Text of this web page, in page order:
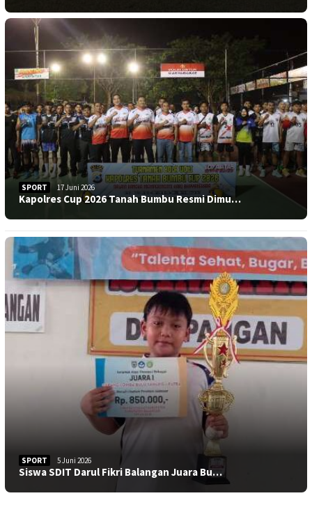
SPORT 17 Juni 2026
Kapolres Cup 2026 Tanah Bumbu Resmi Dimu…
SPORT 5 Juni 2026
Siswa SDIT Darul Fikri Balangan Juara Bu…